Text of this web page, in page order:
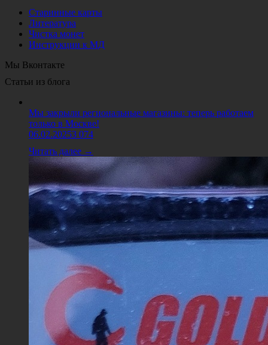
Старинные карты
Литература
Чистка монет
Инструкции к МД
Мы Вконтакте
Статьи из блога
Мы закрыли региональные магазины: теперь работаем
только в Москве!
06.02.20253 074
Читать далее →